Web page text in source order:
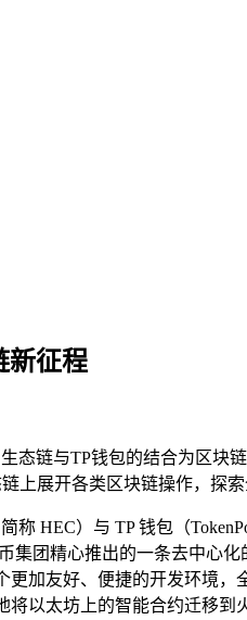
新征程
态链与TP钱包的结合为区块
展开各类区块链操作，探
简称 HEC）与 TP 钱包（
团精心推出的一条去中心
加友好、便捷的开发环境
以太坊上的智能合约迁移